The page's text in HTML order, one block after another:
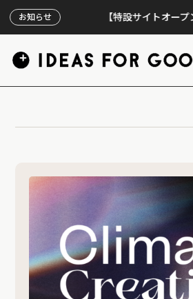
お知らせ 【特設サイトオープン】